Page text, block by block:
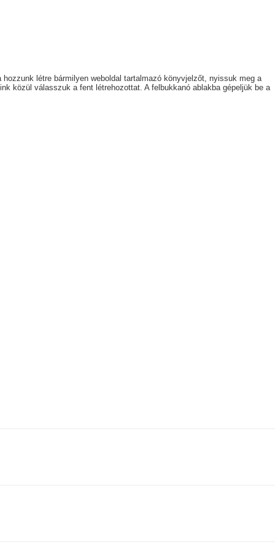
létre bármilyen weboldal tartalmazó könyvjelzőt, nyissuk meg a
közül válasszuk a fent létrehozottat. A felbukkanó ablakba gépeljük be a